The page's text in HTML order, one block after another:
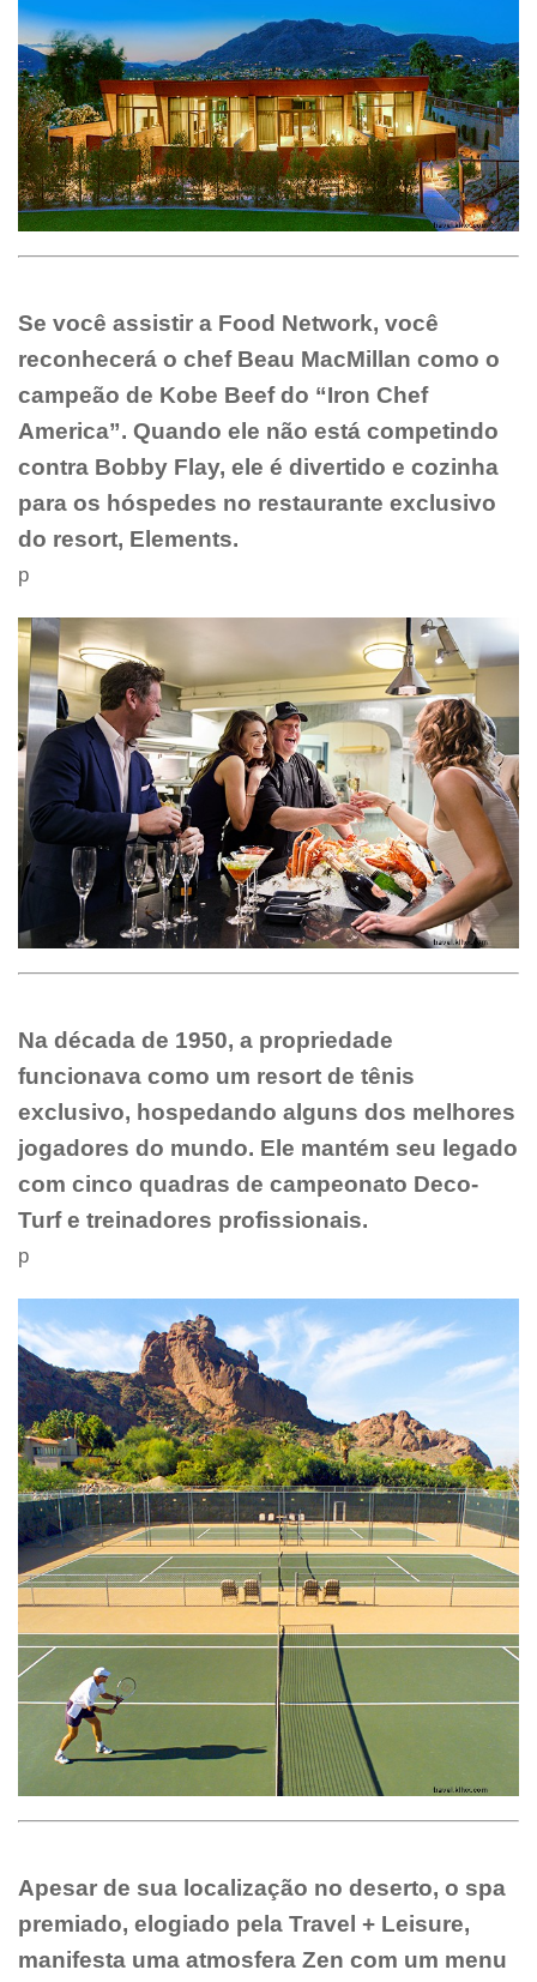
Se você assistir a Food Network, você
reconhecerá o chef Beau MacMillan como o
campeão de Kobe Beef do “Iron Chef
America”. Quando ele não está competindo
contra Bobby Flay, ele é divertido e cozinha
para os hóspedes no restaurante exclusivo
do resort, Elements.
p
Na década de 1950, a propriedade
funcionava como um resort de tênis
exclusivo, hospedando alguns dos melhores
jogadores do mundo. Ele mantém seu legado
com cinco quadras de campeonato Deco-
Turf e treinadores profissionais.
p
Apesar de sua localização no deserto, o spa
premiado, elogiado pela Travel + Leisure,
manifesta uma atmosfera Zen com um menu